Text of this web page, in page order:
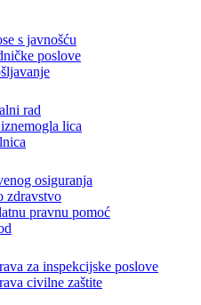
s javnošću
poslove
rad
lica
osiguranja
pravnu pomoć